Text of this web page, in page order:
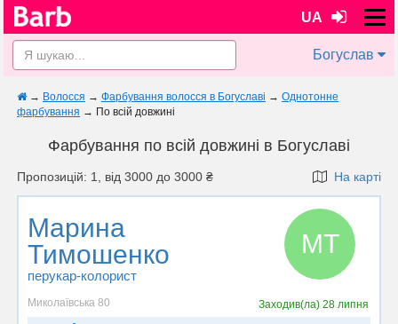
UA
Богуслав
→ Волосся → Фарбування волосся в Богуславі → Однотонне
фарбування → По всій довжині
Фарбування по всій довжині в Богуславі
Пропозицій: 1, від 3000 до 3000 ₴ На карті
Марина
Тимошенко
перукар-колорист
МТ
Миколаївська 80 Заходив(ла) 28 липня